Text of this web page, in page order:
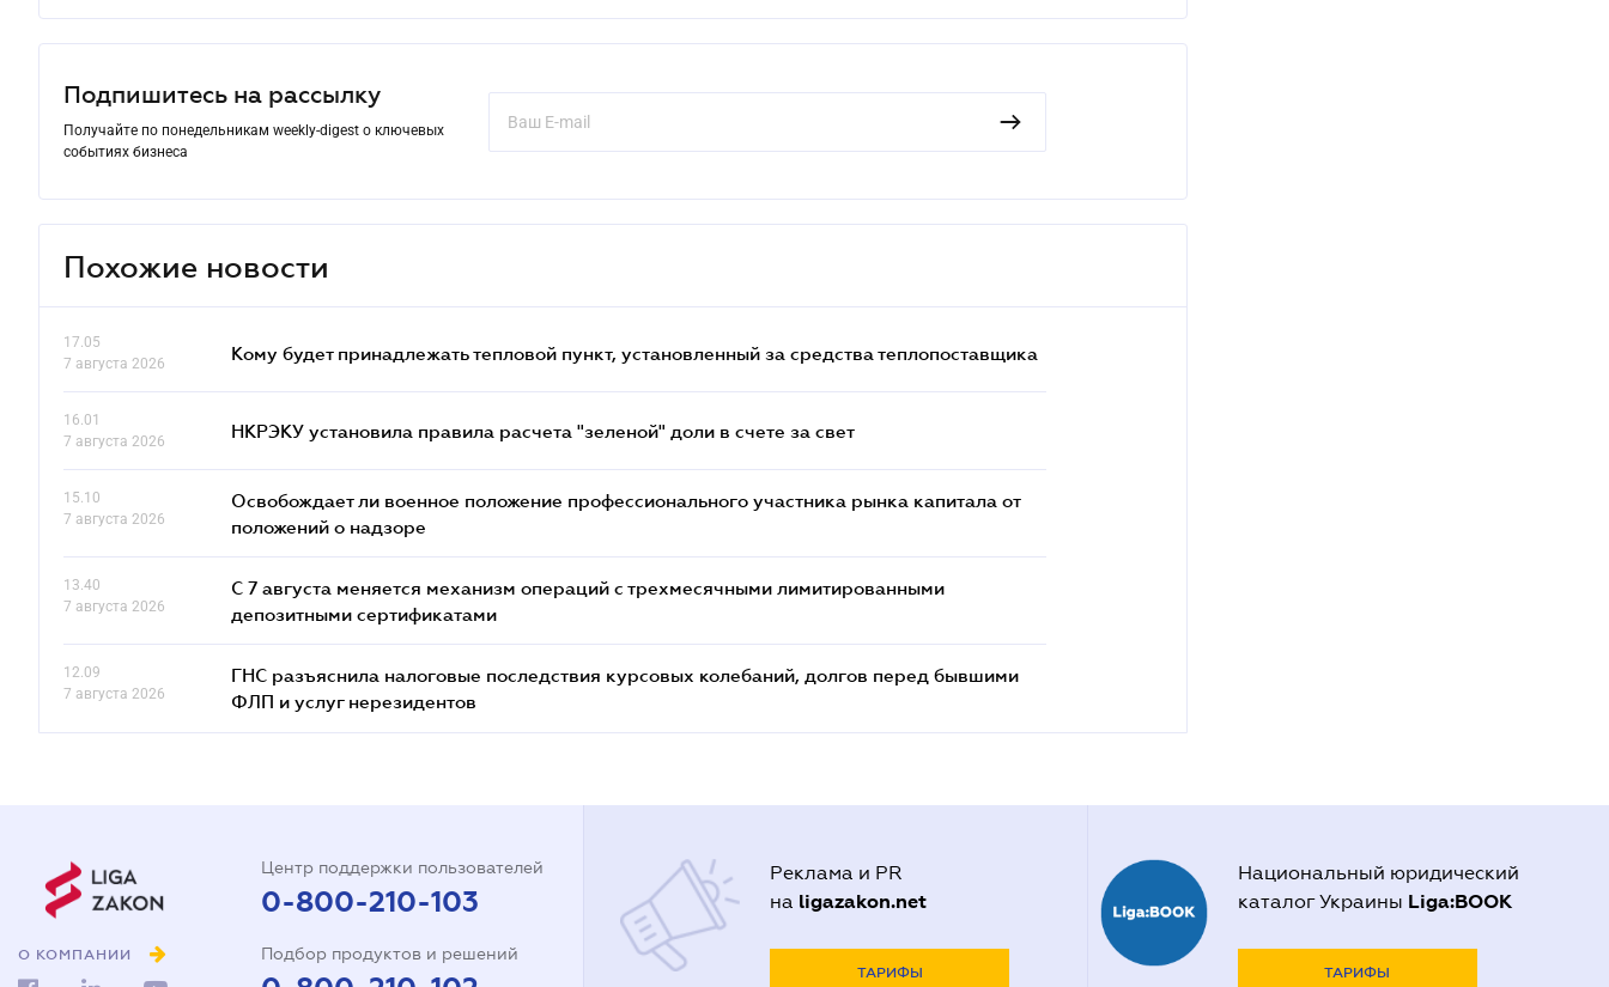
Подпишитесь на рассылку
Получайте по понедельникам weekly-digest о ключевых
событиях бизнеса
Похожие новости
17.05
7 августа 2026
Кому будет принадлежать тепловой пункт, установленный за средства теплопоставщика
16.01
7 августа 2026
НКРЭКУ установила правила расчета "зеленой" доли в счете за свет
15.10
7 августа 2026
Освобождает ли военное положение профессионального участника рынка капитала от
положений о надзоре
13.40
7 августа 2026
С 7 августа меняется механизм операций с трехмесячными лимитированными
депозитными сертификатами
12.09
7 августа 2026
ГНС разъяснила налоговые последствия курсовых колебаний, долгов перед бывшими
ФЛП и услуг нерезидентов
О КОМПАНИИ
Центр поддержки пользователей
0-800-210-103
Подбор продуктов и решений
Реклама и PR
на ligazakon.net
ТАРИФЫ
Национальный юридический
каталог Украины Liga:BOOK
ТАРИФЫ